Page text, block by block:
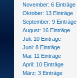
November: 6 Einträge
Oktober: 13 Einträge
September: 9 Einträge
August: 16 Einträge
Juli: 10 Einträge
Juni: 8 Einträge
Mai: 11 Einträge
April: 10 Einträge
März: 3 Einträge